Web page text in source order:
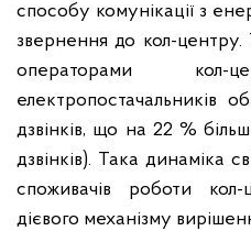
способу комунікації з
звернення до кол-
операторами
електропостачальників
дзвінків, що на 22 %
дзвінків). Така динаміка
споживачів роботи
дієвого механізму